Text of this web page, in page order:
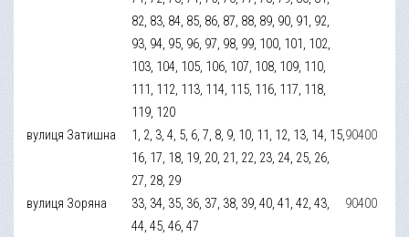
82, 83, 84, 85, 86, 87, 88, 89, 90, 91, 92,
93, 94, 95, 96, 97, 98, 99, 100, 101, 102,
103, 104, 105, 106, 107, 108, 109, 110,
111, 112, 113, 114, 115, 116, 117, 118,
119, 120
вулиця Затишна
1, 2, 3, 4, 5, 6, 7, 8, 9, 10, 11, 12, 13, 14, 15,
16, 17, 18, 19, 20, 21, 22, 23, 24, 25, 26,
27, 28, 29
90400
вулиця Зоряна
33, 34, 35, 36, 37, 38, 39, 40, 41, 42, 43,
44, 45, 46, 47
90400